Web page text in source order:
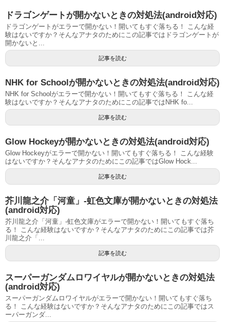
ドラゴンゲートが開かないときの対処法(android対応)
ドラゴンゲートがエラーで開かない！開いてもすぐ落ちる！ こんな経
験はないですか？そんなアナタのためにこの記事ではドラゴンゲートが
開かないと...
記事を読む
NHK for Schoolが開かないときの対処法(android対応)
NHK for Schoolがエラーで開かない！開いてもすぐ落ちる！ こんな経
験はないですか？そんなアナタのためにこの記事ではNHK fo...
記事を読む
Glow Hockeyが開かないときの対処法(android対応)
Glow Hockeyがエラーで開かない！開いてもすぐ落ちる！ こんな経験
はないですか？そんなアナタのためにこの記事ではGlow Hock...
記事を読む
芥川龍之介「河童」-虹色文庫が開かないときの対処法
(android対応)
芥川龍之介「河童」-虹色文庫がエラーで開かない！開いてもすぐ落ち
る！ こんな経験はないですか？そんなアナタのためにこの記事では芥
川龍之介「...
記事を読む
スーパーガンダムロワイヤルが開かないときの対処法
(android対応)
スーパーガンダムロワイヤルがエラーで開かない！開いてもすぐ落ち
る！ こんな経験はないですか？そんなアナタのためにこの記事ではス
ーパーガンダ...